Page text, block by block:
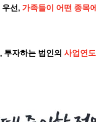
우선, 가족들이 어떤 종목에
, 투자하는 법인의 사업연도